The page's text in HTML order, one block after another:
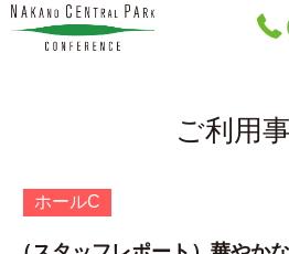
ご利⽤
ホールC